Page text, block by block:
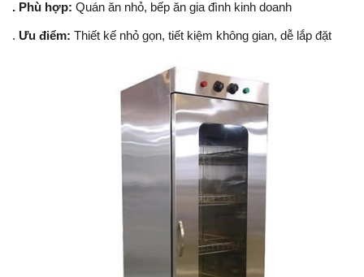
. Phù hợp: Quán ăn nhỏ, bếp ăn gia đình kinh doanh
. Ưu điểm: Thiết kế nhỏ gọn, tiết kiệm không gian, dễ lắp đặt